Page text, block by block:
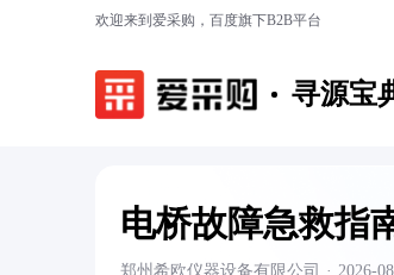
欢迎来到爱采购，百度旗下B2B平台
寻源宝
电桥故障急救指
郑州希欧仪器设备有限公司 · 2026-